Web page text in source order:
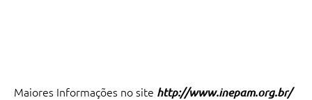
Maiores Informações no site http://www.inepam.org.br/